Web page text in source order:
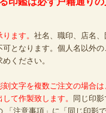
ります。社名、職印、店名
可となります。個人名以外
ください。
刻文字を複数ご注文の場合
て作製致します。
同じ印
「注意事項」に「同じ印影